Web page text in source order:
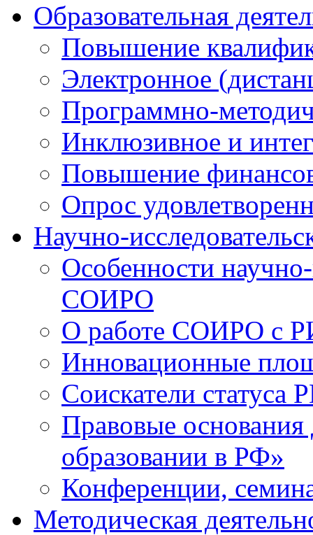
Образовательная
Повышение
Электронное
Программно-
Инклюзивное и
Повышение
Опрос
Научно-
Особенности
СОИРО
О работе СОИРО с
Инновационные
Соискатели статуса
Правовые
образовании в РФ»
Конференции,
Методическая